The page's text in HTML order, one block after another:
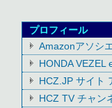
プロフィール
Amazonアソシ
HONDA VEZEL
HCZ.JP サイト
HCZ TV チャン